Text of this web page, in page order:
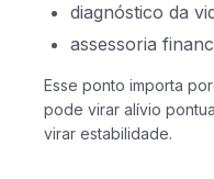
diagnóstico da
assessoria
Esse ponto importa
pode virar alívio
virar estabilidade.